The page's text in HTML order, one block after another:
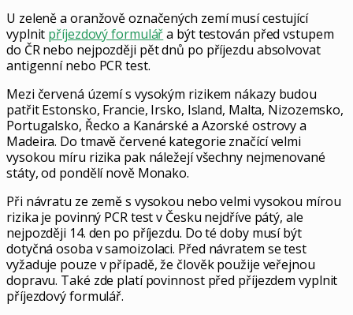
U zeleně a oranžově označených zemí musí cestující
vyplnit příjezdový formulářa být testován před vstupem
do ČR nebo nejpozději pět dnů po příjezdu absolvovat
antigenní nebo PCR test.
Mezi červená území s vysokým rizikem nákazy budou
patřit Estonsko, Francie, Irsko, Island, Malta, Nizozemsko,
Portugalsko, Řecko a Kanárské a Azorské ostrovy a
Madeira. Do tmavě červené kategorie značící velmi
vysokou míru rizika pak náležejí všechny nejmenované
státy, od pondělí nově Monako.
Při návratu ze země s vysokou nebo velmi vysokou mírou
rizika je povinný PCR test v Česku nejdříve pátý, ale
nejpozději 14. den po příjezdu. Do té doby musí být
dotyčná osoba v samoizolaci. Před návratem se test
vyžaduje pouze v případě, že člověk použije veřejnou
dopravu. Také zde platí povinnost před příjezdem vyplnit
příjezdový formulář.